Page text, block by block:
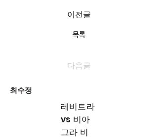
이전글
목록
다음글
최수정
레비트라
vs 비아
그라 비